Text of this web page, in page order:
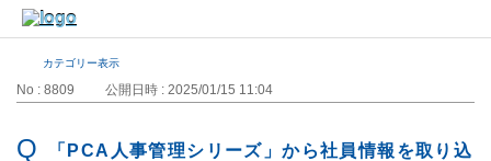
カテゴリー表示
No : 8809 公開日時 : 2025/01/15 11:04
「PCA人事管理シリーズ」から社員情報を取り込